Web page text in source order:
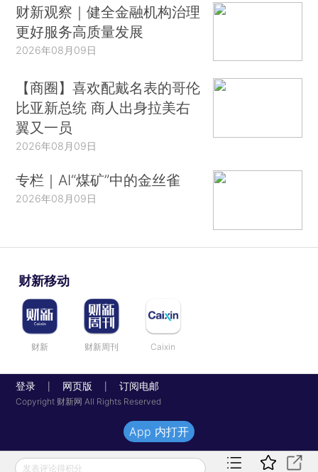
财新观察｜健全金融机构治理
更好服务高质量发展
2026年08月09日
【商圈】喜欢配戴名表的哥伦
比亚新总统 商人出身拉美右
翼又一员
2026年08月09日
专栏｜AI“煤矿”中的金丝雀
2026年08月09日
财新移动
财新 财新周刊 Caixin
登录 网页版 订阅电邮
Copyright 财新网 All Rights Reserved
发表评论得积分
App 内打开